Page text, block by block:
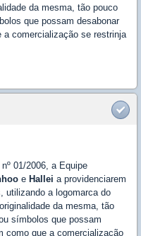
da mesma, tão pouco
que possam desabonar
a comercialização se restrinja
01/2006, a Equipe
e Hallei a providenciarem
utilizando a logomarca do
da mesma, tão
símbolos que possam
como que a comercialização